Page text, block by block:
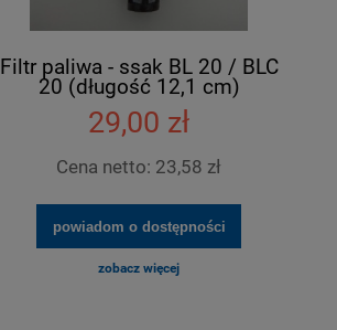
Filtr paliwa - ssak BL 20 / BLC
20 (długość 12,1 cm)
29,00 zł
Cena netto: 23,58 zł
powiadom o dostępności
zobacz więcej